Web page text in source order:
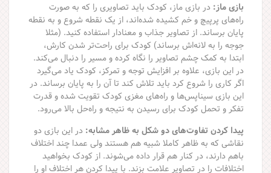
بازی ماز: در بازی ماز، کودک باید تصاویری را که به صورت
راه‌های پرپیچ و خم کشیده شده‌اند، از یک نقطه شروع و به نقطه
پایان برساند. از تصاویر جذاب و معنادار استفاده کنید. (مثلا
جوجه را به لانه‌اش برساند) کودک برای راحت‌تر شدن کارش،
ابتدا به کمک چشم تصاویر را نگاه کرده و مسیر را دنبال می‌کند.
در این بازی، علاوه بر افزایش توجه و تمرکز، کودک یاد می‌گیرد
اگر کاری را شروع کرد باید تلاش کند تا آن را به پایان برساند. در
این بازی سیناپس‌ها و راه‌های مغزی کودک تقویت شده و قدرت
تفکر و تحمل کودک برای رسیدن به نتیجه و راه‌حل بالا می‌رود.
پیدا کردن تفاوت‌های دو شکل به ظاهر مشابه: در این بازی دو
نقاشی که به ظاهر کاملا شبیه هم هستند ولی عمدا چند اختلاف
باهم دارند، در کنار هم قرار داده می‌شوند. از کودک بخواهید
اختلافات را در تصاویر علامت بزند. با پیدا کردن هر اختلاف او را